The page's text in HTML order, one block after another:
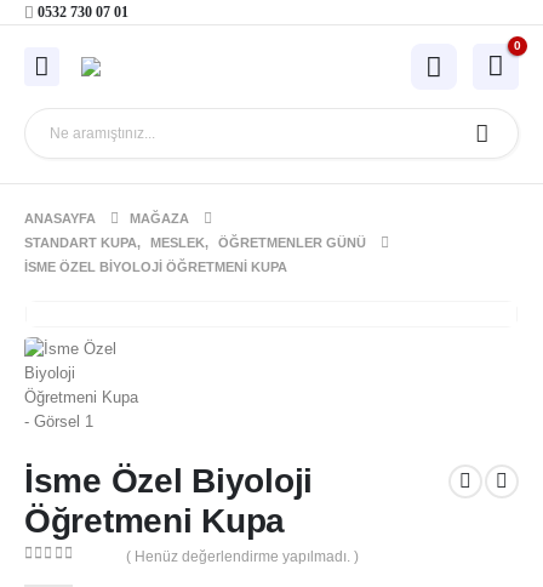
0532 730 07 01
0
ANASAYFA
MAĞAZA
STANDART KUPA, MESLEK,
ÖĞRETMENLER GÜNÜ
İSME ÖZEL BIYOLOJI ÖĞRETMENI KUPA
İsme Özel Biyoloji
Öğretmeni Kupa
( Henüz değerlendirme yapılmadı. )